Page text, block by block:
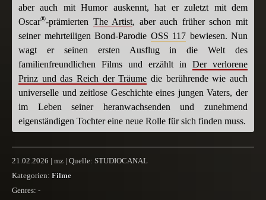
aber auch mit Humor auskennt, hat er zuletzt mit dem
Oscar®-prämierten The Artist, aber auch früher schon mit
seiner mehrteiligen Bond-Parodie OSS 117 bewiesen. Nun
wagt er seinen ersten Ausflug in die Welt des
familienfreundlichen Films und erzählt in Der verlorene
Prinz und das Reich der Träume die berührende wie auch
universelle und zeitlose Geschichte eines jungen Vaters, der
im Leben seiner heranwachsenden und zunehmend
eigenständigen Tochter eine neue Rolle für sich finden muss.
21.02.2026 | mz | Quelle: STUDIOCANAL
Kategorien: Filme
Genres: -